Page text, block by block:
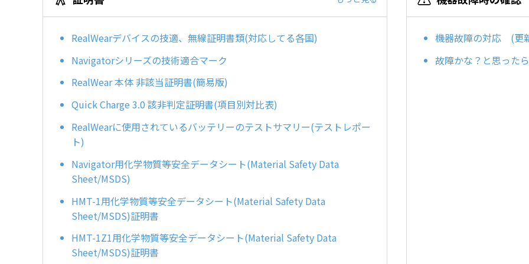
RealWearデバイスの技適、無線証明書類(対応してる各国)
Navigatorシリーズの技術適合マーク
RealWear 本体 非該当証明書(簡易版)
Quick Charge 3.0 該非判定証明書(項目別対比表)
RealWearに使用されているバッテリーのテストサマリー(テストレポー
ト)
Navigator用化学物質等安全データシート(Material Safety Data
Sheet/MSDS)
HMT-1用化学物質等安全データシート(Material Safety Data
Sheet/MSDS)証明書
HMT-1Z1用化学物質等安全データシート(Material Safety Data
Sheet/MSDS)証明書
機器故障の対応 (更
故障かな？と思ったら